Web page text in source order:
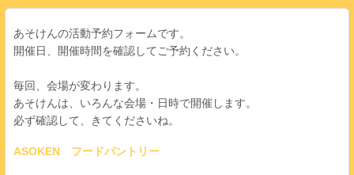
あそけんの活動予約フォームです。
開催日、開催時間を確認してご予約ください。
毎回、会場が変わります。
あそけんは、いろんな会場・日時で開催します。
必ず確認して、きてくださいね。
ASOKEN フードパントリー